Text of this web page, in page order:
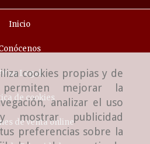
cookies propias y de
mejorar la
analizar el uso
publicidad
preferencias sobre la
Inicio
Legal
de cookies
de venta online